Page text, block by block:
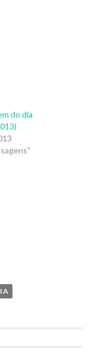
do dia